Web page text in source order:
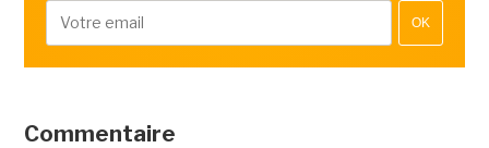
OK
Commentaire